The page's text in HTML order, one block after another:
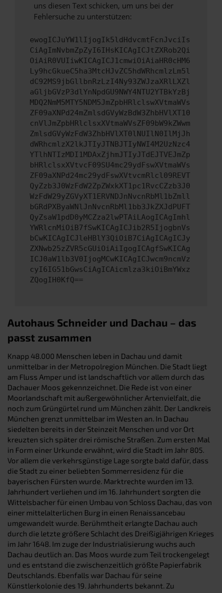
uns diesen Text schicken, um uns bei der
Fehlersuche zu unterstützen:
ewogICJuYW1lIjogIk5ldHdvcmtFcnJvciIs
CiAgImNvbmZpZyI6IHsKICAgICJtZXRob2Qi
OiAiR0VUIiwKICAgICJ1cmwiOiAiaHR0cHM6
Ly9hcGkueC5ha3MtcHJvZC5hdWRhcmlzLm5l
dC92MS9jbGllbnRzLzI4Ny93ZWJzaXRlLXZl
aGljbGVzP3dlYnNpdGU9NWY4NTU2YTBkYzBj
MDQ2NmM5MTY5NDM5JmZpbHRlclswXVtmaWVs
ZF09aXNPd24mZmlsdGVyWzBdW3ZhbHVlXT10
cnVlJmZpbHRlclsxXVtmaWVsZF09bW9kZWwm
ZmlsdGVyWzFdW3ZhbHVlXT0lNUIlN0IlMjJh
dWRhcmlzX2lkJTIyJTNBJTIyNWI4M2UzNzc4
YTlhNTIzMDI1MDAxZjhmJTIyJTdEJTVEJmZp
bHRlclsxXVtvcF09SU4mc29ydFswXVtmaWVs
ZF09aXNPd24mc29ydFswXVtvcmRlcl09REVT
QyZzb3J0WzFdW2ZpZWxkXT1pc1RvcCZzb3J0
WzFdW29yZGVyXT1ERVNDJnNvcnRbMl1bZmll
bGRdPXByaWNlJnNvcnRbMl1bb3JkZXJdPUFT
QyZsaW1pdD0yMCZza2lwPTAiLAogICAgImhl
YWRlcnMiOiB7fSwKICAgICJib2R5IjogbnVs
bCwKICAgICJleHBlY3QiOiB7CiAgICAgICJy
ZXNwb25zZVR5cGUiOiAiIgogICAgfSwKICAg
ICJ0aW1lb3V0IjogMCwKICAgICJwcm9ncmVz
cyI6IG51bGwsCiAgICAicmlza3kiOiBmYWxz
ZQogIH0KfQ==
Autohaus Schneider und Dachau – das
passt zusammen
Knapp 48.000 Menschen leben in Dachau und damit
unmittelbar in der Metropolregion München. Die Stadt liegt
am Fluss Amper und ist landschaftlich vor allem durch das
Dachauer Moos gekennzeichnet. Die Rede ist von einer
Moorlandschaft mit außergewöhnlicher Artenvielfalt, die
noch zum Grüngürtel rund um München zählt. Der Landkreis
München grenzt unmittelbar im Westen an. In Dachau
siedelten bereits in der Steinzeit Menschen und vor Ort
kreuzten sich später drei römische Straßen. Zum ersten Mal
in Form einer Urkunde erwähnt, wird die Stadt im Jahr 805.
Vor allem die verkehrsgünstige Lage sorgte bald dafür, dass
die Stadt zu einer beliebten Sommerresidenz für die
bayerischen Fürsten wurde. Marktrechte wurden im 13.
Jahrhundert verliehen und im 16. Jahrhundert sorgten die
Wittelsbacher für einen Umbau von Schloss Dachau, das von
einer mittelalterlichen Burg in einen Renaissancebau
umgewandelt wurde. Berühmtheit erlangte Dachau auch
durch die letzte größere Schlacht des Dreißigjährigen Krieges
im Jahr 1648. Im zuge der Industrialisierung wuchs auch
Dachau deutlich an. Das Moos wurde zum Teil trockengelegt
und es entstand die zwischenzeitlich größte Papierfabrik
Deutschlands. Ebenfalls war Dachau für seine
Künstlerkolonie des 19. Jahrhunderts bekannt. Zu